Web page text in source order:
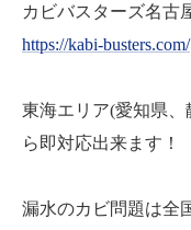
カビバスターズ名古
https://kabi-busters.com/
東海エリア(愛知県
ら即対応出来ます！
漏水のカビ問題は全